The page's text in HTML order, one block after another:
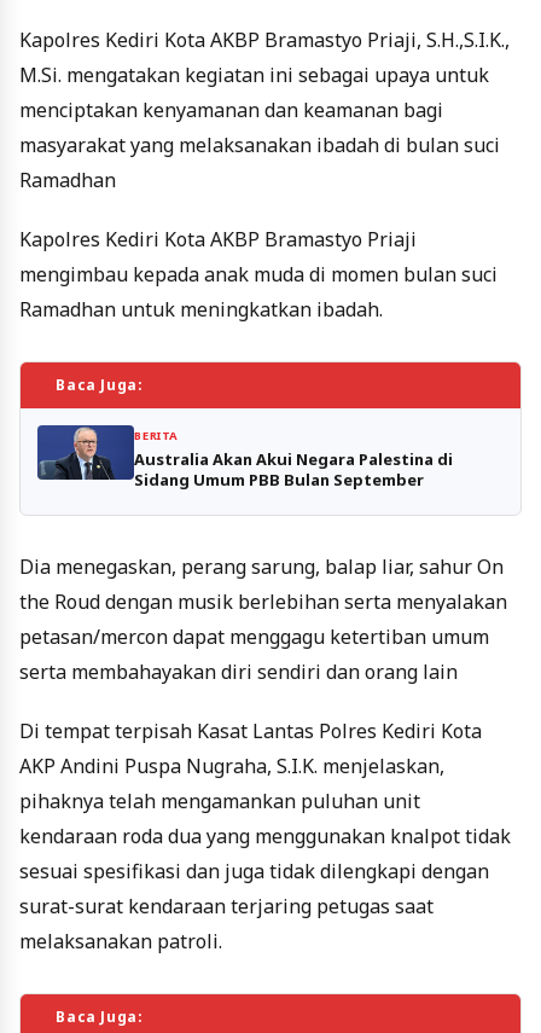
Kapolres Kediri Kota AKBP Bramastyo Priaji, S.H.,S.I.K.,
M.Si. mengatakan kegiatan ini sebagai upaya untuk
menciptakan kenyamanan dan keamanan bagi
masyarakat yang melaksanakan ibadah di bulan suci
Ramadhan
Kapolres Kediri Kota AKBP Bramastyo Priaji
mengimbau kepada anak muda di momen bulan suci
Ramadhan untuk meningkatkan ibadah.
Baca Juga:
BERITA
Australia Akan Akui Negara Palestina di
Sidang Umum PBB Bulan September
Dia menegaskan, perang sarung, balap liar, sahur On
the Roud dengan musik berlebihan serta menyalakan
petasan/mercon dapat menggagu ketertiban umum
serta membahayakan diri sendiri dan orang lain
Di tempat terpisah Kasat Lantas Polres Kediri Kota
AKP Andini Puspa Nugraha, S.I.K. menjelaskan,
pihaknya telah mengamankan puluhan unit
kendaraan roda dua yang menggunakan knalpot tidak
sesuai spesifikasi dan juga tidak dilengkapi dengan
surat-surat kendaraan terjaring petugas saat
melaksanakan patroli.
Baca Juga: